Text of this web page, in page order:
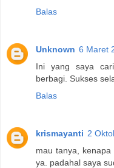
Balas
Unknown 6 Maret
Ini yang saya
berbagi. Sukses
Balas
krismayanti 2
mau tanya,
ya. padahal saya